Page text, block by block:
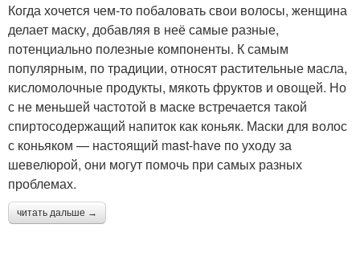
Когда хочется чем-то побаловать свои волосы, женщина
делает маску, добавляя в неё самые разные,
потенциально полезные компоненты. К самым
популярным, по традиции, относят растительные масла,
кисломолочные продукты, мякоть фруктов и овощей. Но
с не меньшей частотой в маске встречается такой
спиртосодержащий напиток как коньяк. Маски для волос
с коньяком — настоящий mast-have по уходу за
шевелюрой, они могут помочь при самых разных
проблемах.
читать дальше →